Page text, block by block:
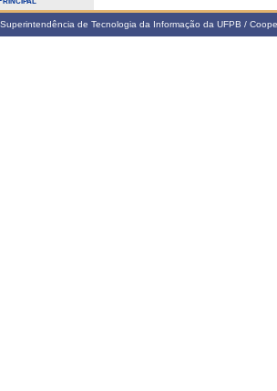
de Tecnologia da Informação da UFPB /